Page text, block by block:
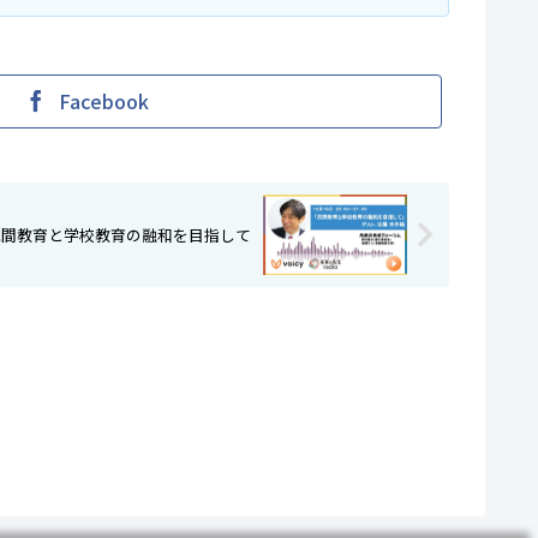
Facebook
来の先生radio】 民間教育と学校教育の融和を目指して